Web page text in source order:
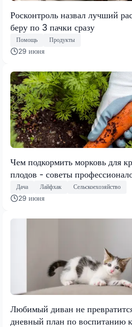
Росконтроль назвал лучший
беру по 3 пачки сразу
Помощь Продукты
29 июня
Чем подкормить морковь для
плодов - советы
Дача Лайфхак Сельскоехозяйство
29 июня
Любимый диван не
дневный план по воспитанию